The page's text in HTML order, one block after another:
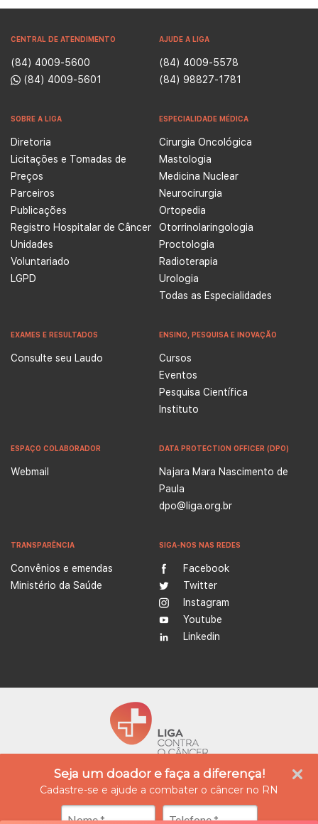
Seja um doador e faça a diferença!
Cadastre-se e ajude a combater o câncer no RN
CENTRAL DE ATENDIMENTO
(84) 4009-5600
(84) 4009-5601
AJUDE A LIGA
(84) 4009-5578
(84) 98827-1781
SOBRE A LIGA
Diretoria
Licitações e Tomadas de
Preços
Parceiros
Publicações
Registro Hospitalar de Câncer
Unidades
Voluntariado
LGPD
ESPECIALIDADE MÉDICA
Cirurgia Oncológica
Mastologia
Medicina Nuclear
Neurocirurgia
Ortopedia
Otorrinolaringologia
Proctologia
Radioterapia
Urologia
Todas as Especialidades
EXAMES E RESULTADOS
Consulte seu Laudo
ENSINO, PESQUISA E INOVAÇÃO
Cursos
Eventos
Pesquisa Científica
Instituto
ESPAÇO COLABORADOR
Webmail
DATA PROTECTION OFFICER (DPO)
Najara Mara Nascimento de
Paula
dpo@liga.org.br
TRANSPARÊNCIA
Convênios e emendas
Ministério da Saúde
SIGA-NOS NAS REDES
Facebook
Twitter
Instagram
Youtube
Linkedin
A Liga Contra o Câncer é uma instituição empenhada no tratamento e prevenção do
câncer, além de ser referência na produção de conhecimento, ensino e formação
profissional na área da oncologia. Atualmente possui quatro unidades integradas, nas
cidades de Natal e Caicó (Rio Grande do Norte), oferecendo assistência médica,
diagnóstico e tratamento especializado, reabilitação e cuidados paliativos.